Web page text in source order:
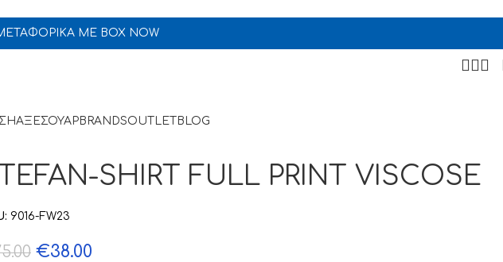
ΜΕ BOX NOW
ΑΞΕΣΟΥΑΡ BRANDSOUTLET BLOG
SHIRT FULL PRINT VISCOSE
9016-FW23
€38.00